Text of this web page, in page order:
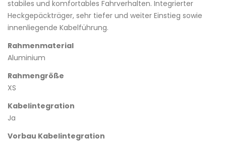
stabiles und komfortables Fahrverhalten. Integrierter
Heckgepäckträger, sehr tiefer und weiter Einstieg sowie
innenliegende Kabelführung.
Rahmenmaterial
Aluminium
Rahmengröße
XS
Kabelintegration
Ja
Vorbau Kabelintegration